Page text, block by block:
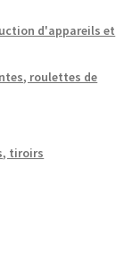
d'appareils et
roulettes de
tiroirs